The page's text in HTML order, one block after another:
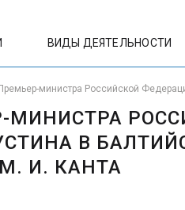
ВИДЫ ДЕЯТЕЛЬНОСТИ
министра Российской
МИНИСТРА
В
И. КАНТА